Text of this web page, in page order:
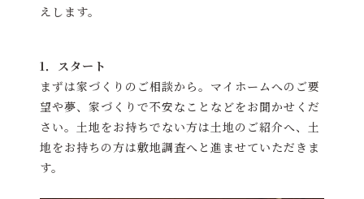
えします。
1．スタート
まずは家づくりのご相談から。マイホームへのご要
望や夢、家づくりで不安なことなどをお聞かせくだ
さい。土地をお持ちでない方は土地のご紹介へ、土
地をお持ちの方は敷地調査へと進ませていただきま
す。